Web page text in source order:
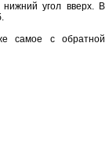
угол вверх. В
самое с обратной